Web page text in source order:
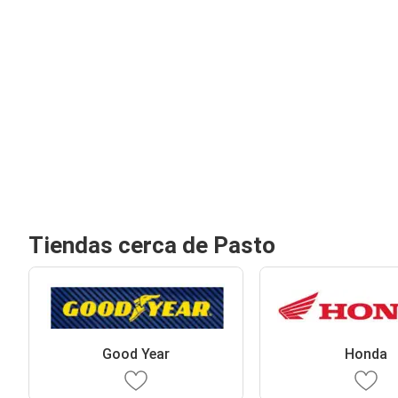
Tiendas cerca de Pasto
Good Year Honda